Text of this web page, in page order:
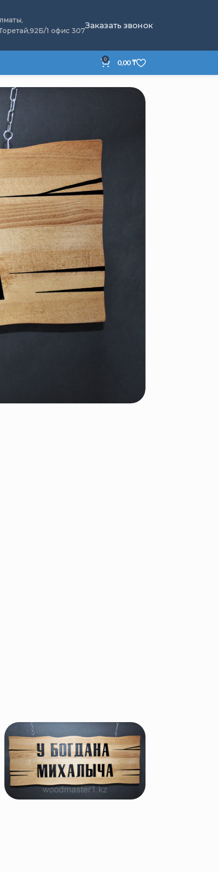
1 офис 307
Заказать звонок
0 0,00₸